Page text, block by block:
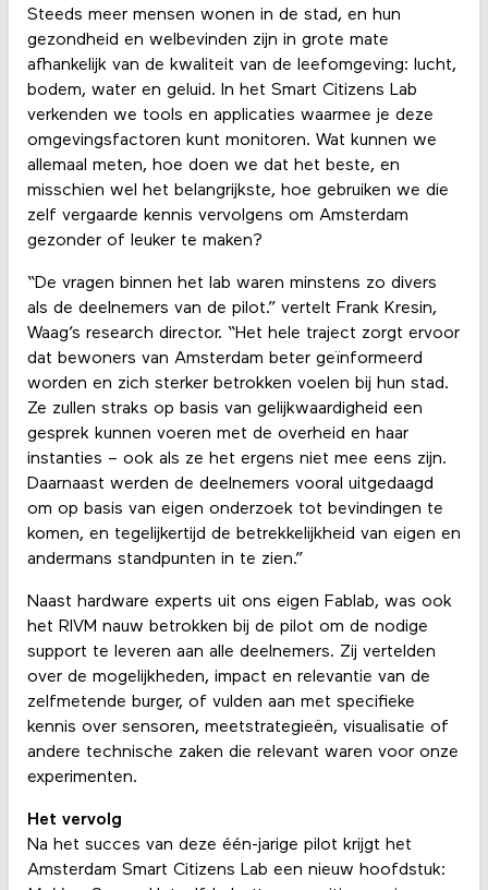
Steeds meer mensen wonen in de stad, en hun
gezondheid en welbevinden zijn in grote mate
afhankelijk van de kwaliteit van de leefomgeving: lucht,
bodem, water en geluid. In het Smart Citizens Lab
verkenden we tools en applicaties waarmee je deze
omgevingsfactoren kunt monitoren. Wat kunnen we
allemaal meten, hoe doen we dat het beste, en
misschien wel het belangrijkste, hoe gebruiken we die
zelf vergaarde kennis vervolgens om Amsterdam
gezonder of leuker te maken?
“De vragen binnen het lab waren minstens zo divers
als de deelnemers van de pilot.” vertelt Frank Kresin,
Waag’s research director. “Het hele traject zorgt ervoor
dat bewoners van Amsterdam beter geïnformeerd
worden en zich sterker betrokken voelen bij hun stad.
Ze zullen straks op basis van gelijkwaardigheid een
gesprek kunnen voeren met de overheid en haar
instanties – ook als ze het ergens niet mee eens zijn.
Daarnaast werden de deelnemers vooral uitgedaagd
om op basis van eigen onderzoek tot bevindingen te
komen, en tegelijkertijd de betrekkelijkheid van eigen en
andermans standpunten in te zien.”
Naast hardware experts uit ons eigen Fablab, was ook
het RIVM nauw betrokken bij de pilot om de nodige
support te leveren aan alle deelnemers. Zij vertelden
over de mogelijkheden, impact en relevantie van de
zelfmetende burger, of vulden aan met specifieke
kennis over sensoren, meetstrategieën, visualisatie of
andere technische zaken die relevant waren voor onze
experimenten.
Het vervolg
Na het succes van deze één-jarige pilot krijgt het
Amsterdam Smart Citizens Lab een nieuw hoofdstuk: